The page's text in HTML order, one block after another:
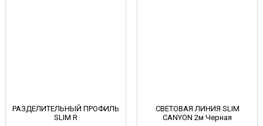
РАЗДЕЛИТЕЛЬНЫЙ ПРОФИЛЬ
SLIM R
СВЕТОВАЯ ЛИНИЯ SLIM
CANYON 2м Черная